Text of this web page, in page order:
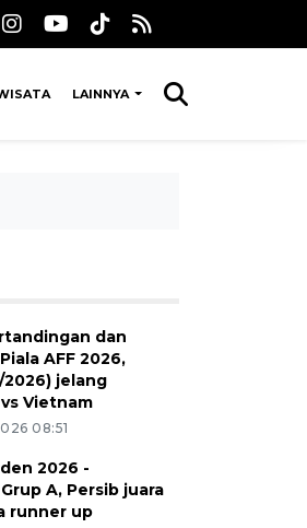
LAINNYA
dan
AFF 2026,
2026) jelang
Vietnam
08:51
2026 -
A, Persib juara
runner up